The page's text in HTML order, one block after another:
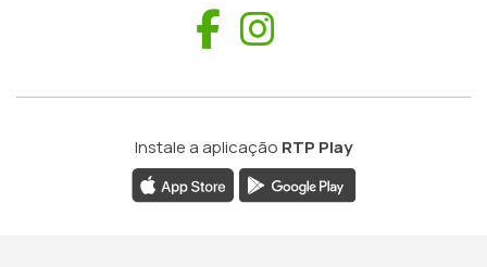
Facebook
Instale a aplicação RTP Play